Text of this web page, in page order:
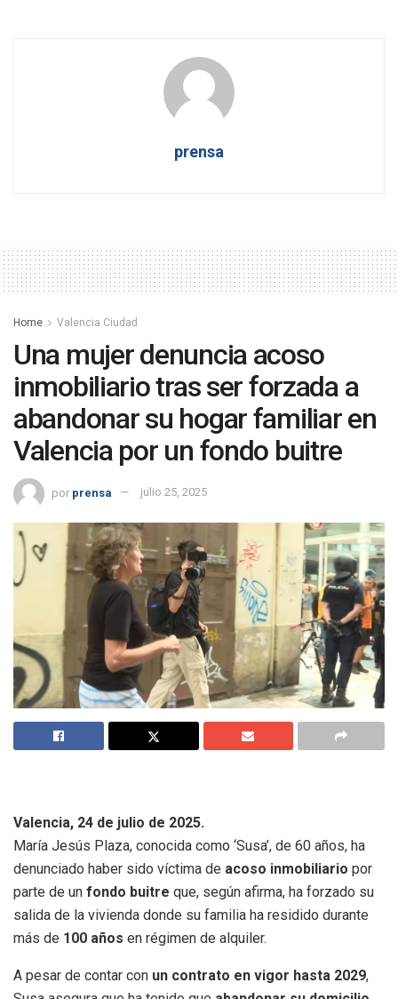
prensa
Home Valencia Ciudad
Una mujer denuncia acoso
inmobiliario tras ser forzada a
abandonar su hogar familiar en
Valencia por un fondo buitre
por prensa julio 25, 2025
Valencia, 24 de julio de 2025.
María Jesús Plaza, conocida como ‘Susa’, de 60 años, ha
denunciado haber sido víctima de acoso inmobiliario por
parte de un fondo buitre que, según afirma, ha forzado su
salida de la vivienda donde su familia ha residido durante
más de 100 años en régimen de alquiler.
A pesar de contar con un contrato en vigor hasta 2029,